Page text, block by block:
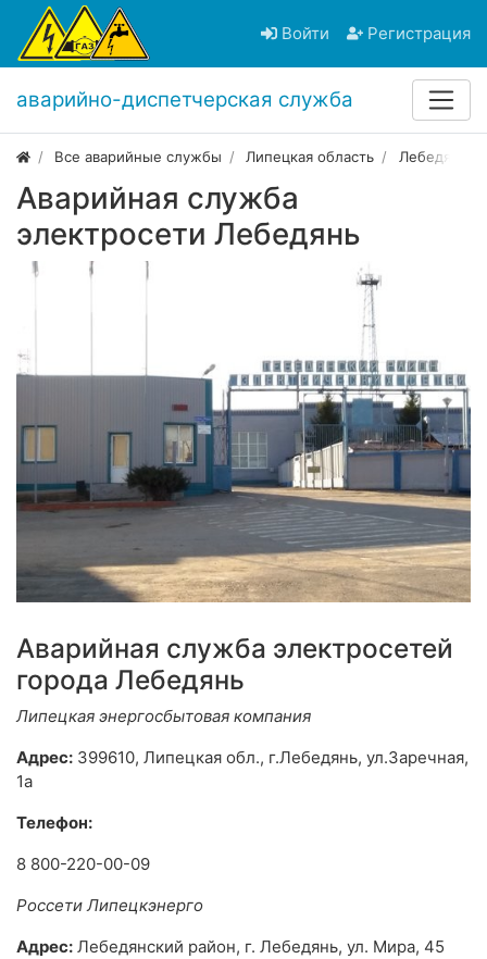
Войти Регистрация
аварийно-диспетчерская служба
Все аварийные службы Липецкая область Лебедянь
Аварийная служба
электросети Лебедянь
Аварийная служба электросетей
города Лебедянь
Липецкая энергосбытовая компания
Адрес: 399610, Липецкая обл., г.Лебедянь, ул.Заречная,
1а
Телефон:
8 800-220-00-09
Россети Липецкэнерго
Адрес: Лебедянский район, г. Лебедянь, ул. Мира, 45